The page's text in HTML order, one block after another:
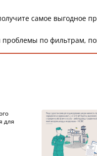
самое выгодное
по фильтрам,
для